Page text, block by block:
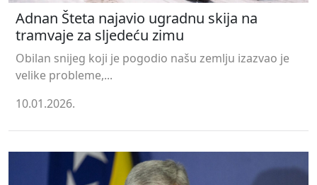
Adnan Šteta najavio ugradnu skija na
tramvaje za sljedeću zimu
Obilan snijeg koji je pogodio našu zemlju izazvao je
velike probleme,...
10.01.2026.